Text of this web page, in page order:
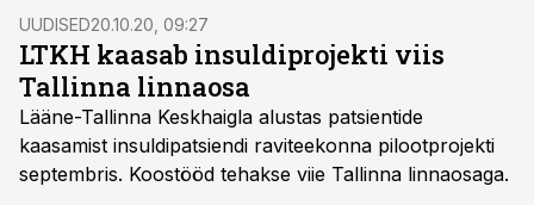
UUDISED20.10.20, 09:27
LTKH kaasab insuldiprojekti viis
Tallinna linnaosa
Lääne-Tallinna Keskhaigla alustas patsientide
kaasamist insuldipatsiendi raviteekonna pilootprojekti
septembris. Koostööd tehakse viie Tallinna linnaosaga.